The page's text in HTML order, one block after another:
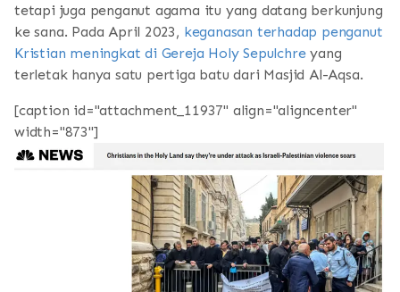
tetapi juga penganut agama itu yang datang berkunjung
ke sana. Pada April 2023, keganasan terhadap penganut
Kristian meningkat di Gereja Holy Sepulchreyang
terletak hanya satu pertiga batu dari Masjid Al-Aqsa.
[caption id="attachment_11937" align="aligncenter"
width="873"]